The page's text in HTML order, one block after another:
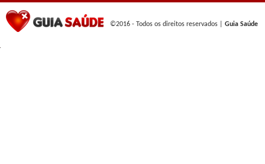
©2016 - Todos os direitos reservados | Guia Saúde